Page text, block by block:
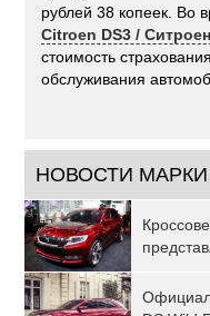
рублей 38 копеек. Во
Citroen DS3 /
стоимость
обслуживания
НОВОСТИ МАРКИ